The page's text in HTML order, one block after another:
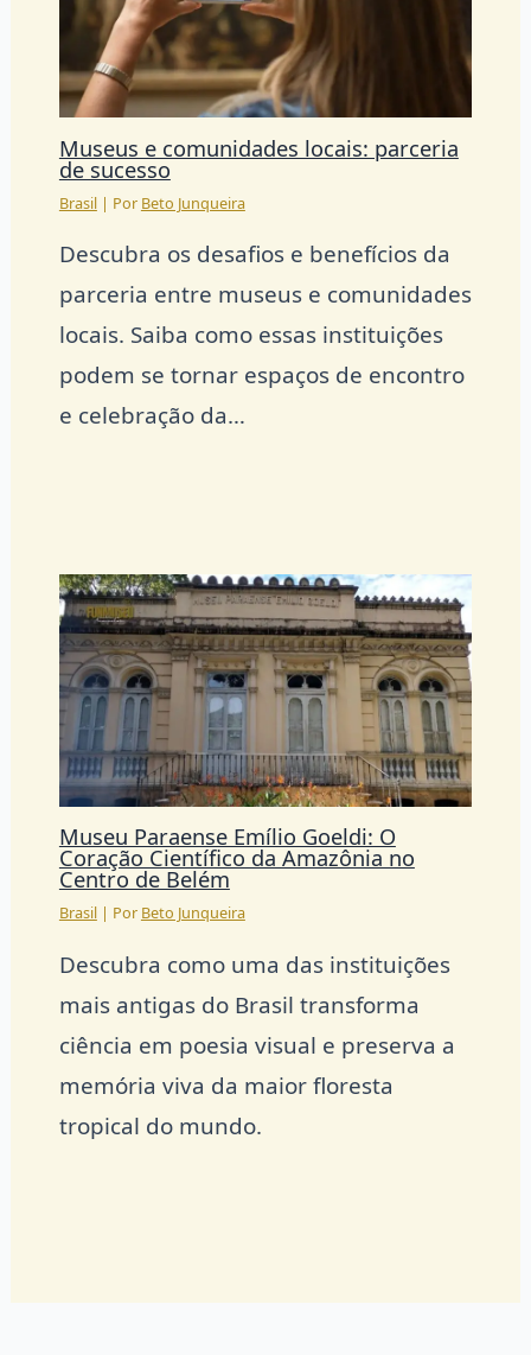
Museus e comunidades locais: parceria
de sucesso
Brasil| Por Beto Junqueira
Descubra os desafios e benefícios da
parceria entre museus e comunidades
locais. Saiba como essas instituições
podem se tornar espaços de encontro
e celebração da…
Museu Paraense Emílio Goeldi: O
Coração Científico da Amazônia no
Centro de Belém
Brasil| Por Beto Junqueira
Descubra como uma das instituições
mais antigas do Brasil transforma
ciência em poesia visual e preserva a
memória viva da maior floresta
tropical do mundo.